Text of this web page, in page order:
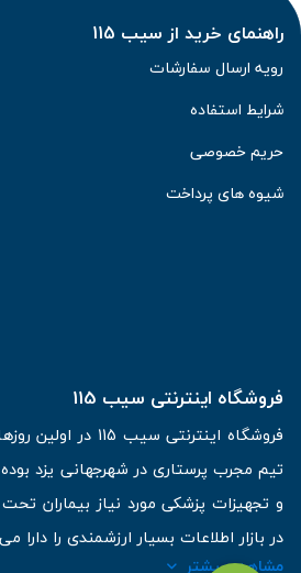
راهنمای خرید از سیب 115
رویه ارسال سفارشات
شرایط استفاده
حریم خصوصی
شیوه های پرداخت
فروشگاه اینترنتی سیب 115
تیم مجرب پرستاری در شهرجهانی یزد
و تجهیزات پزشکی مورد نیاز بیماران
در بازار اطلاعات بسیار ارزشمندی را دارا
مشاهده بیشتر